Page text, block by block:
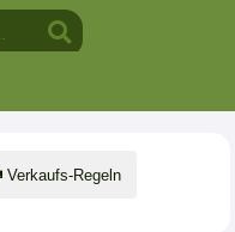
Verkaufs-Regeln